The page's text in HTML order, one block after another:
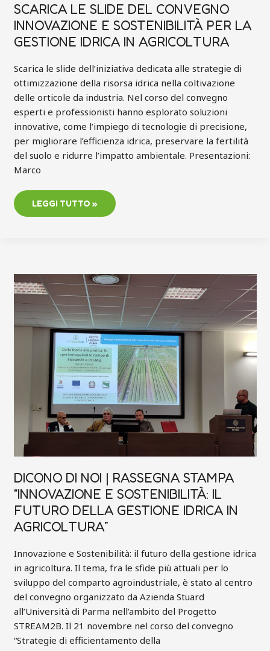
SCARICA LE SLIDE DEL CONVEGNO
INNOVAZIONE E SOSTENIBILITÀ PER LA
GESTIONE IDRICA IN AGRICOLTURA
Scarica le slide dell’iniziativa dedicata alle strategie di
ottimizzazione della risorsa idrica nella coltivazione
delle orticole da industria. Nel corso del convegno
esperti e professionisti hanno esplorato soluzioni
innovative, come l’impiego di tecnologie di precisione,
per migliorare l’efficienza idrica, preservare la fertilità
del suolo e ridurre l’impatto ambientale. Presentazioni:
Marco
LEGGI TUTTO »
DICONO DI NOI | RASSEGNA STAMPA
“INNOVAZIONE E SOSTENIBILITÀ: IL
FUTURO DELLA GESTIONE IDRICA IN
AGRICOLTURA”
Innovazione e Sostenibilità: il futuro della gestione idrica
in agricoltura. Il tema, fra le sfide più attuali per lo
sviluppo del comparto agroindustriale, è stato al centro
del convegno organizzato da Azienda Stuard
all’Università di Parma nell’ambito del Progetto
STREAM2B. Il 21 novembre nel corso del convegno
“Strategie di efficientamento della
DICONO
DI
NOI
RASSEGNA
STAMPA
“INNOVAZIONE
SOSTENIBILITÀ:
DELLA
GESTIONE
IDRICA
AGRICOLTURA”